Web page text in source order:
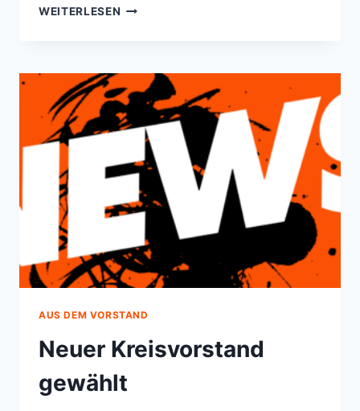
WEITERLESEN BG
AUS DEM VORSTAND
Neuer Kreisvorstand
gewählt